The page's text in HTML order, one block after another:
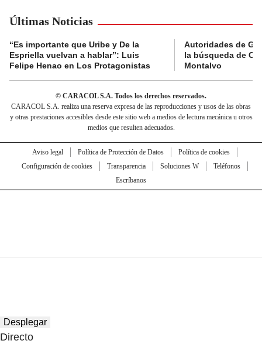
Últimas Noticias
“Es importante que Uribe y De la
Espriella vuelvan a hablar”: Luis
Felipe Henao en Los Protagonistas
Autoridades de
la búsqueda de
Montalvo
© CARACOL S.A. Todos los derechos reservados.
CARACOL S.A. realiza una reserva expresa de las reproducciones y usos de las obras
y otras prestaciones accesibles desde este sitio web a medios de lectura mecánica u otros
medios que resulten adecuados.
Aviso legal Política de Protección de Datos
Política de cookies
Configuración de cookies
Transparencia Soluciones W
Teléfonos
Escríbanos
Desplegar
Directo